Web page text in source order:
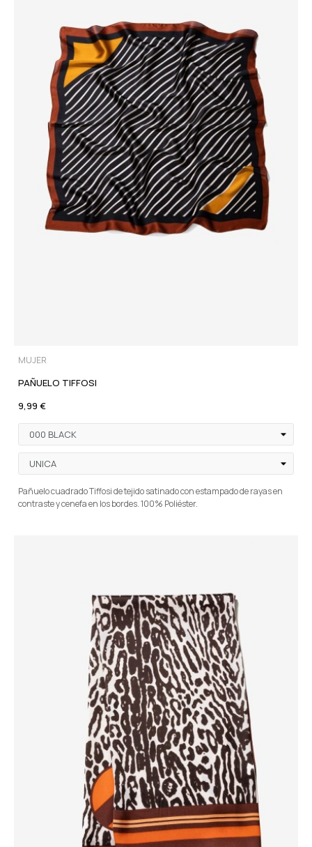
MUJER
PAÑUELO TIFFOSI
9,99 €
Pañuelo cuadrado Tiffosi de tejido satinado con estampado de rayas en
contraste y cenefa en los bordes. 100% Poliéster.